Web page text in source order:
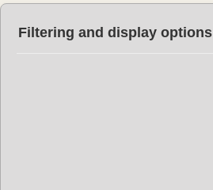
Filtering and display options